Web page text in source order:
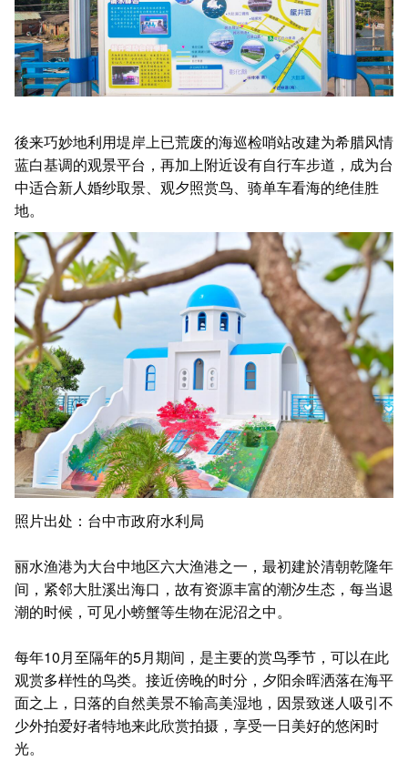
後来巧妙地利用堤岸上已荒废的海巡检哨站改建为希腊风情
蓝白基调的观景平台，再加上附近设有自行车步道，成为台
中适合新人婚纱取景、观夕照赏鸟、骑单车看海的绝佳胜
地。
照片出处：台中市政府水利局
丽水渔港为大台中地区六大渔港之一，最初建於清朝乾隆年
间，紧邻大肚溪出海口，故有资源丰富的潮汐生态，每当退
潮的时候，可见小螃蟹等生物在泥沼之中。
每年10月至隔年的5月期间，是主要的赏鸟季节，可以在此
观赏多样性的鸟类。接近傍晚的时分，夕阳余晖洒落在海平
面之上，日落的自然美景不输高美湿地，因景致迷人吸引不
少外拍爱好者特地来此欣赏拍摄，享受一日美好的悠闲时
光。